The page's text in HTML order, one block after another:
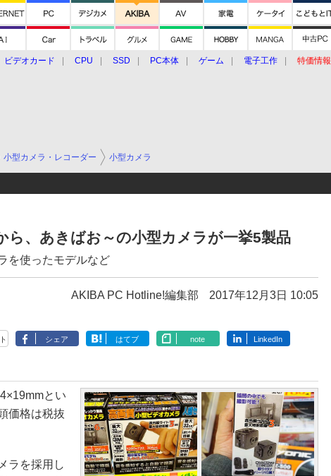
ビデオカード CPU SSD PC本体 ゲーム 電子工作 特価情報
小型カメラ・レコーダー 小型カメラ
ら、あきばお～の小型カメラが一挙5製品
を使ったモデルなど
AKIBA PC Hotline!編集部 2017年12月3日 10:05
シェア はてブ note LinkedIn
とい
価格は税抜
ラを採用し